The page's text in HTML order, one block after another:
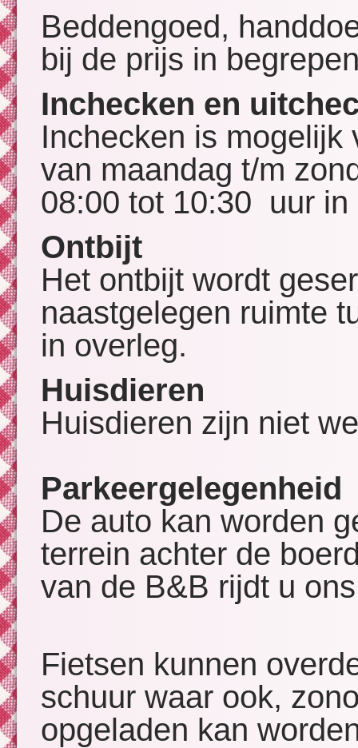
Beddengoed,
bij de prijs in
Inchecken en
Inchecken is mogelijk
van maandag t/m
08:00 tot 10:30 uur in
Ontbijt
Het ontbijt wordt
naastgelegen ruimte
in overleg.
Huisdieren
Huisdieren zijn niet
Parkeergelegenheid
De auto kan worden
terrein achter de
van de B&B
Fietsen kunnen
schuur waar ook,
opgeladen kan